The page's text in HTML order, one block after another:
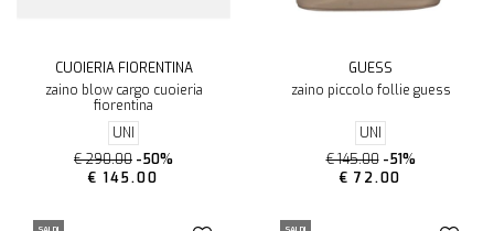
CUOIERIA FIORENTINA
zaino blow cargo cuoieria
fiorentina
UNI
€ 290.00 -50%
€ 145.00
GUESS
zaino piccolo follie guess
UNI
€ 145.00 -51%
€ 72.00